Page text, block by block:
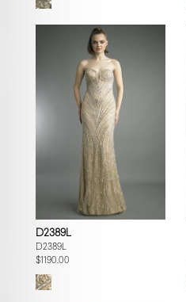
D2389L
D2389L
$1190.00